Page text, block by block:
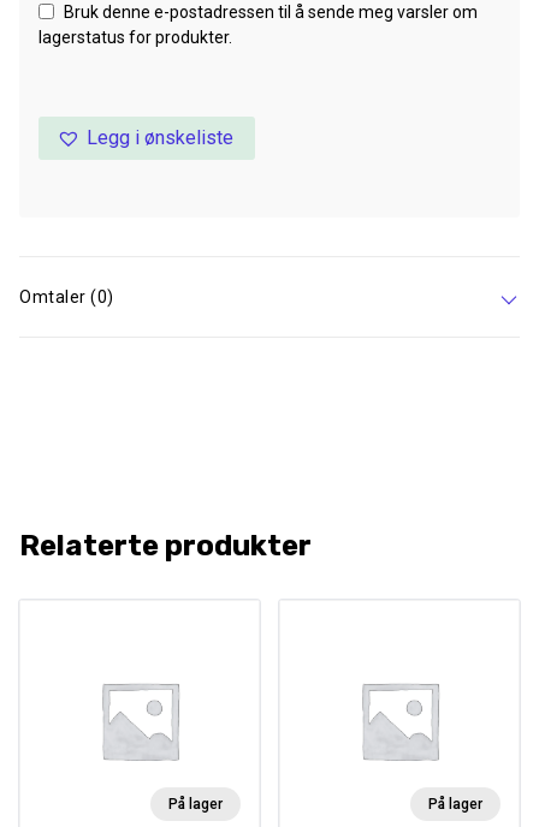
Bruk denne e-postadressen til å sende meg varsler om
lagerstatus for produkter.
Legg i ønskeliste
Omtaler (0)
Relaterte produkter
På lager På lager